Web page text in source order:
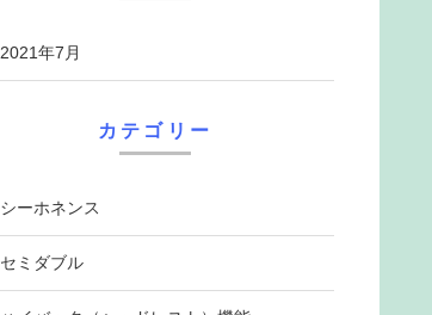
2021年7月
カテゴリー
シーホネンス
セミダブル